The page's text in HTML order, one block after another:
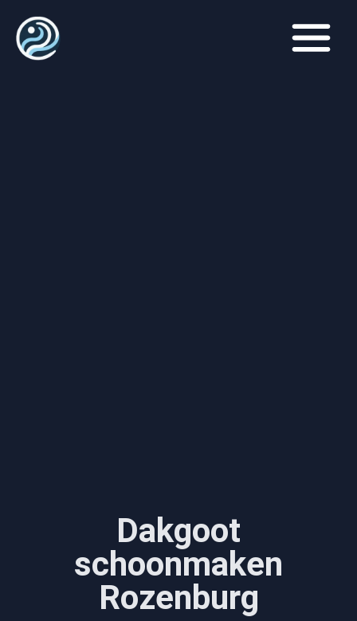
Dakgoot
schoonmaken​
Rozenburg